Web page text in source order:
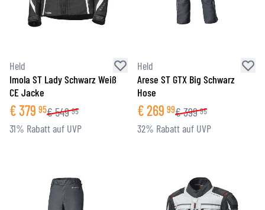
Held
Imola ST Lady Schwarz Weiß
CE Jacke
€379 95€549 95
31% Rabatt auf UVP
Held
Arese ST GTX Big Schwarz
Hose
€269 99€399 95
32% Rabatt auf UVP